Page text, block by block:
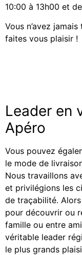
10:00 à 13h00 et
Vous n’avez
faites vous plaisir !
Leader en
Apéro
Vous pouvez
le mode de
Nous travaillons
et privilégions les
de traçabilité.
pour découvrir ou
famille ou entre
véritable leader
le plus grands